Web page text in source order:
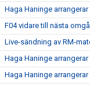
Haga Haninge arrangerar
F04 vidare till nästa
Live-sändning av RM-
Haga Haninge
Haga Haninge arrangerar